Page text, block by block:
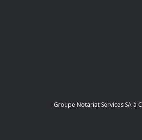
Groupe Notariat Services SA à